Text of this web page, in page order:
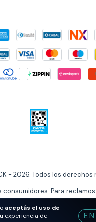
aceptás el uso de
experiencia de
- 2026. Todos los derechos
consumidores. Para reclamos